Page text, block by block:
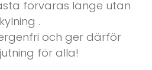
förvaras länge utan
kylning .
och ger därför
för alla!